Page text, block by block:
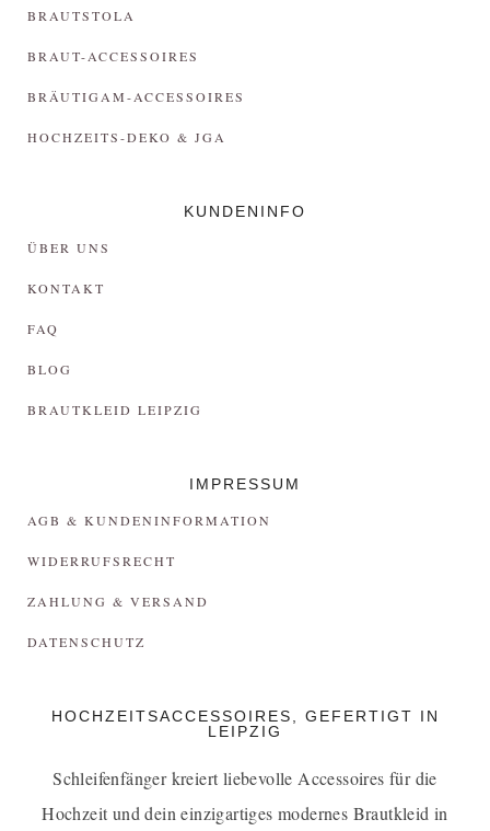
BRAUTSTOLA
BRAUT-ACCESSOIRES
BRÄUTIGAM-ACCESSOIRES
HOCHZEITS-DEKO & JGA
KUNDENINFO
ÜBER UNS
KONTAKT
FAQ
BLOG
BRAUTKLEID LEIPZIG
IMPRESSUM
AGB & KUNDENINFORMATION
WIDERRUFSRECHT
ZAHLUNG & VERSAND
DATENSCHUTZ
HOCHZEITSACCESSOIRES, GEFERTIGT IN
LEIPZIG
Schleifenfänger kreiert liebevolle Accessoires für die
Hochzeit und dein einzigartiges modernes Brautkleid in